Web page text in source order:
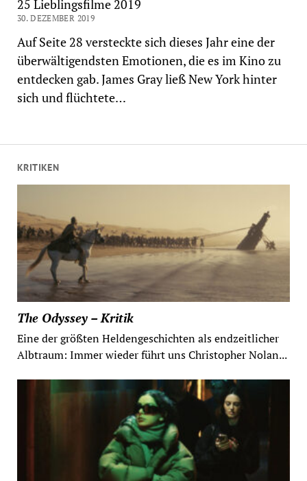
KRITIKEN
The Odyssey – Kritik
Eine der größten Heldengeschichten als endzeitlicher
Albtraum: Immer wieder führt uns Christopher Nolan...
25 Lieblingsfilme 2019
30. DEZEMBER 2019
Auf Seite 28 versteckte sich dieses Jahr eine der
überwältigendsten Emotionen, die es im Kino zu
entdecken gab. James Gray ließ New York hinter
sich und flüchtete…